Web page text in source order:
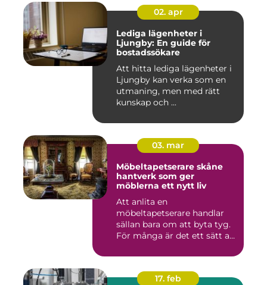
02. apr
Lediga lägenheter i
Ljungby: En guide för
bostadssökare
Att hitta lediga lägenheter i
Ljungby kan verka som en
utmaning, men med rätt
kunskap och ...
03. mar
Möbeltapetserare skåne
hantverk som ger
möblerna ett nytt liv
Att anlita en
möbeltapetserare handlar
sällan bara om att byta tyg.
För många är det ett sätt att
17. feb